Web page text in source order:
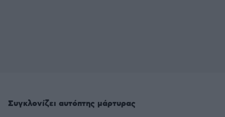
Συγκλονίζει αυτόπτης μάρτυρας